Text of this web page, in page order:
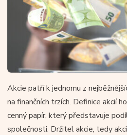
Akcie patří k jednomu z
na finančních trzích. Definice akcií
cenný papír, který představuje
společnosti. Držitel akcie, tedy